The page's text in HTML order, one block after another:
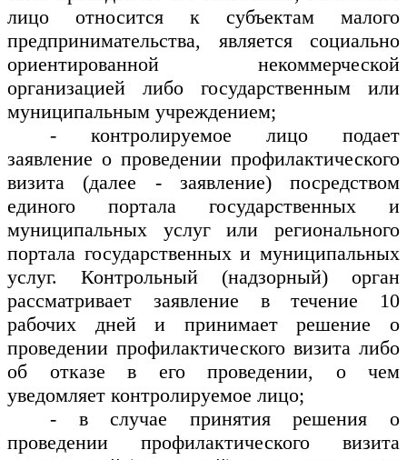
лицо относится к субъектам малого
предпринимательства, является социально
ориентированной некоммерческой
организацией либо государственным или
муниципальным учреждением;
- контролируемое лицо подает
заявление о проведении профилактического
визита (далее - заявление) посредством
единого портала государственных и
муниципальных услуг или регионального
портала государственных и муниципальных
услуг. Контрольный (надзорный) орган
рассматривает заявление в течение 10
рабочих дней и принимает решение о
проведении профилактического визита либо
об отказе в его проведении, о чем
уведомляет контролируемое лицо;
- в случае принятия решения о
проведении профилактического визита